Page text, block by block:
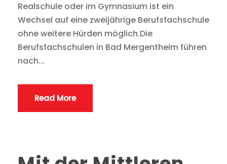
Realschule oder im Gymnasium ist ein
Wechsel auf eine zweijährige Berufsfachschule
ohne weitere Hürden möglich.Die
Berufsfachschulen in Bad Mergentheim führen
nach...
Read More